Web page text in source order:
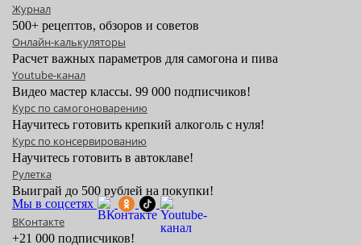
Журнал
500+ рецептов, обзоров и советов
Онлайн-калькуляторы
Расчет важных параметров для самогона и пива
Youtube-канал
Видео мастер классы. 99 000 подписчиков!
Курс по самогоноварению
Научитесь готовить крепкий алкоголь с нуля!
Курс по консервированию
Научитесь готовить в автоклаве!
Рулетка
Выиграй до 500 рублей на покупки!
Мы в соцсетях
ВКонтакте
+21 000 подписчиков!